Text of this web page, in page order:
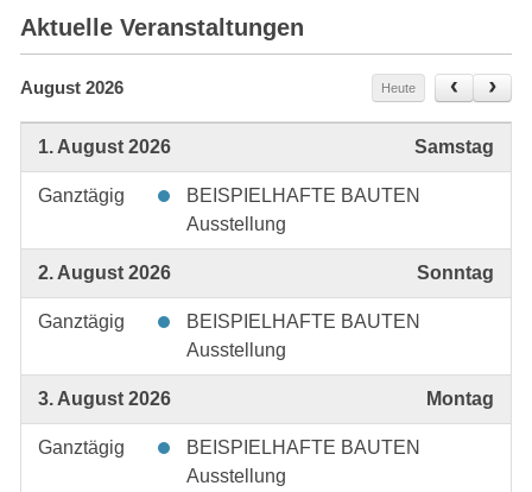
Aktuelle Veranstaltungen
August 2026 Heute
1. August 2026 Samstag
Ganztägig
BEISPIELHAFTE BAUTEN
Ausstellung
2. August 2026 Sonntag
Ganztägig
BEISPIELHAFTE BAUTEN
Ausstellung
3. August 2026 Montag
Ganztägig
BEISPIELHAFTE BAUTEN
Ausstellung